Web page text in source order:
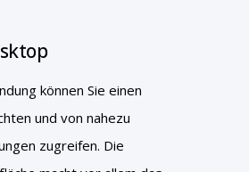
können Sie einen
und von nahezu
zugreifen. Die